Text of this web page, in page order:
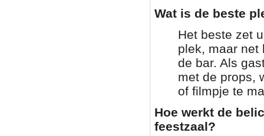
Wat is de beste
Het beste zet
plek, maar net
de bar. Als
met de props,
of filmpje te
Hoe werkt de
feestzaal?